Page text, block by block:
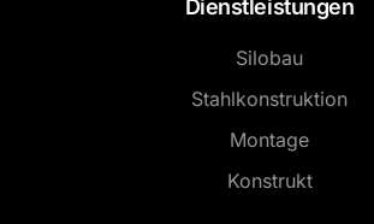
Dienstleistungen
Silobau
Stahlkonstruktion
Montage
Konstrukt